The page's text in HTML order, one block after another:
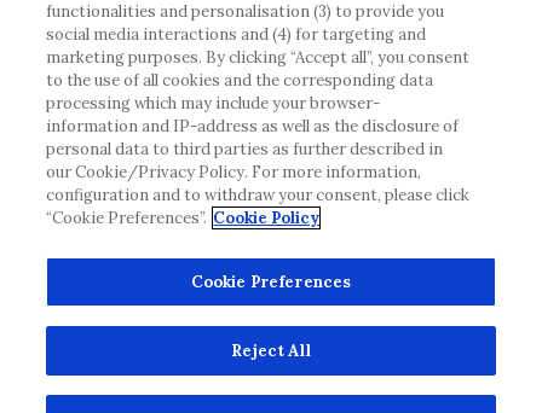
Roche har inte alltid möjlighet att kvalitetssäkra
andras inlägg, men kommer att ta bort vilseledande
eller olämpliga inlägg i möjligaste mån. Vi har inget
ansvar för innehållet på externa webbplatser som
det länkas till. Kopiering av material från denna
webbplats för användning någon annanstans är inte
tillåtet utan överenskommelse. Webbplatsen säljer
biverkningar eller produktklagomål. Kontakta
kundtjänst för att rapportera en händelse.
functionalities and personalisation (3) to provide you
social media interactions and (4) for targeting and
marketing purposes. By clicking “Accept all”, you consent
to the use of all cookies and the corresponding data
processing which may include your browser-
information and IP-address as well as the disclosure of
personal data to third parties as further described in
our Cookie/Privacy Policy. For more information,
configuration and to withdraw your consent, please click
“Cookie Preferences”. Cookie Policy
Cookie Preferences
Reject All